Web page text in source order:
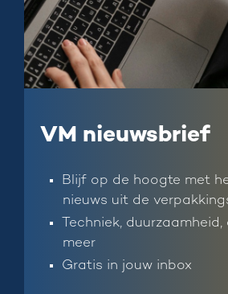
VM nieuwsbrief
Blijf op de hoogte met
nieuws uit de
Techniek,
meer
Gratis in jouw inbox